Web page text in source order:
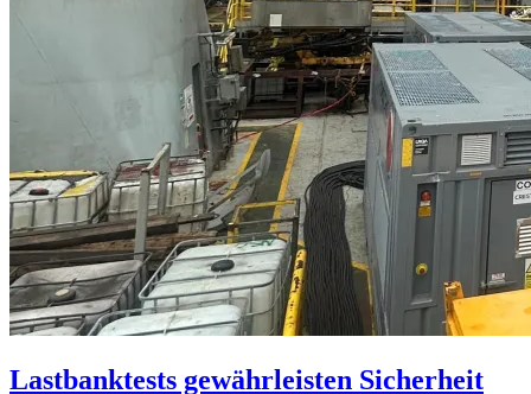
Lastbanktests gewährleisten Sicherheit